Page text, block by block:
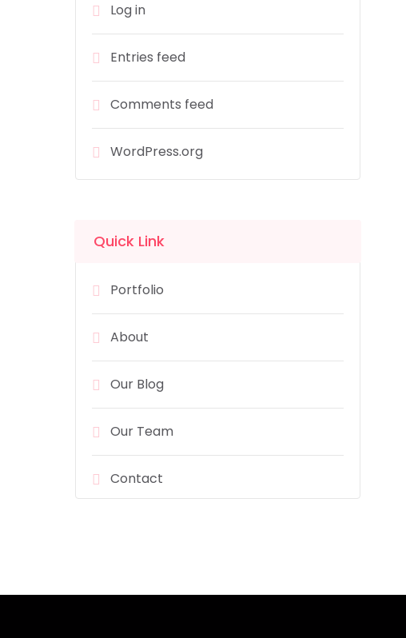
Log in
Entries feed
Comments feed
WordPress.org
Quick Link
Portfolio
About
Our Blog
Our Team
Contact